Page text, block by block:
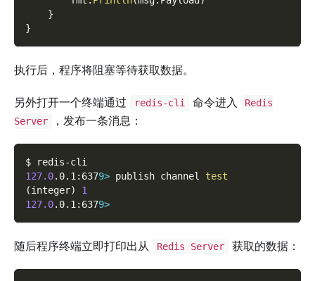
}
}
执行后，程序将阻塞等待获取数据。
另外打开一个终端通过 redis-cli 命令进入
Redis
Server
，发布一条消息：
$ redis-cli
127.0.0.1:6379> publish channel test
(integer)
1
127.0.0.1:6379>
随后程序终端立即打印出从 Redis Server 获取的数据：